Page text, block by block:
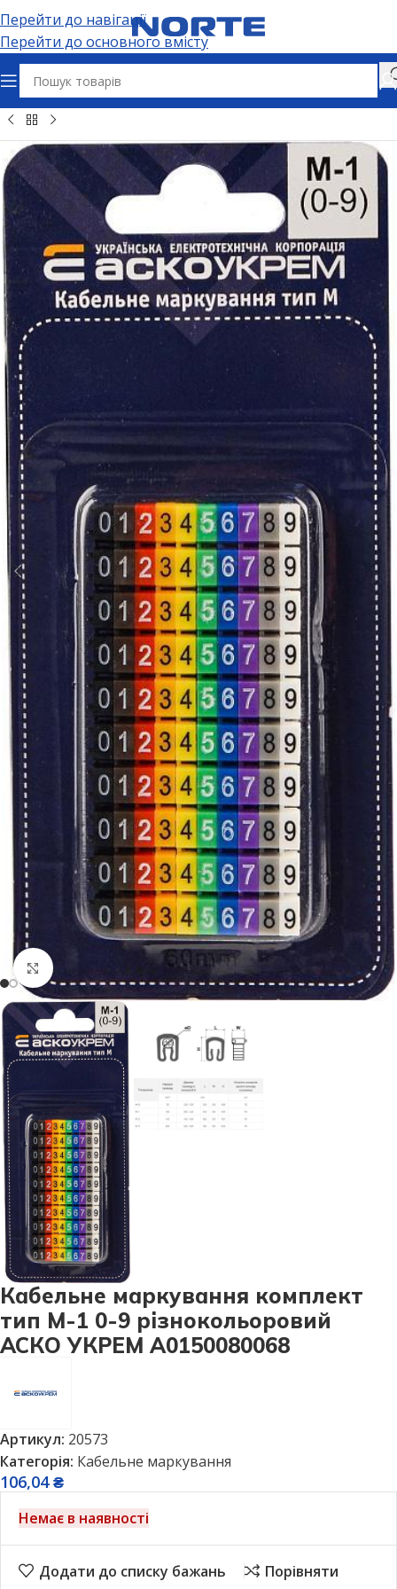
Перейти до навігації
Перейти до основного вмісту
Ізоляція та маркування кабелю Кабельне маркування
Натисніть, щоб збільшити
Кабельне маркування комплект
тип М-1 0-9 різнокольоровий
АСКО УКРЕМ A0150080068
Артикул: 20573
Категорія: Кабельне маркування
106,04₴
Немає в наявності
Додати до списку бажань Порівняти